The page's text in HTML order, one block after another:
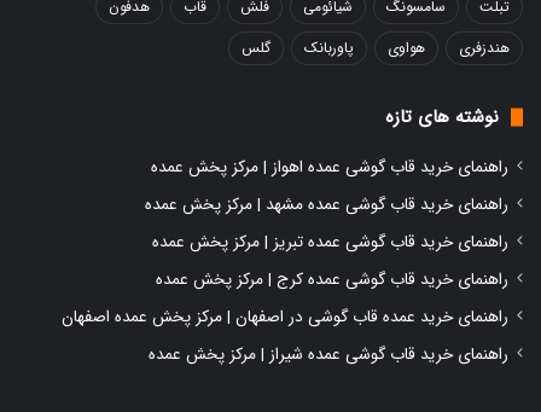
تبلت
سامسونگ شیائومی فلش قاب
هدفون
هندزفری
هواوی پاوربانک گلس
نوشته های تازه
راهنمای خرید قاب گوشی عمده اهواز | مرکز پخش عمده
راهنمای خرید قاب گوشی عمده مشهد | مرکز پخش عمده
راهنمای خرید قاب گوشی عمده تبریز | مرکز پخش عمده
راهنمای خرید قاب گوشی عمده کرج | مرکز پخش عمده
راهنمای خرید عمده قاب گوشی در اصفهان | مرکز پخش عمده اصفهان
راهنمای خرید قاب گوشی عمده شیراز | مرکز پخش عمده